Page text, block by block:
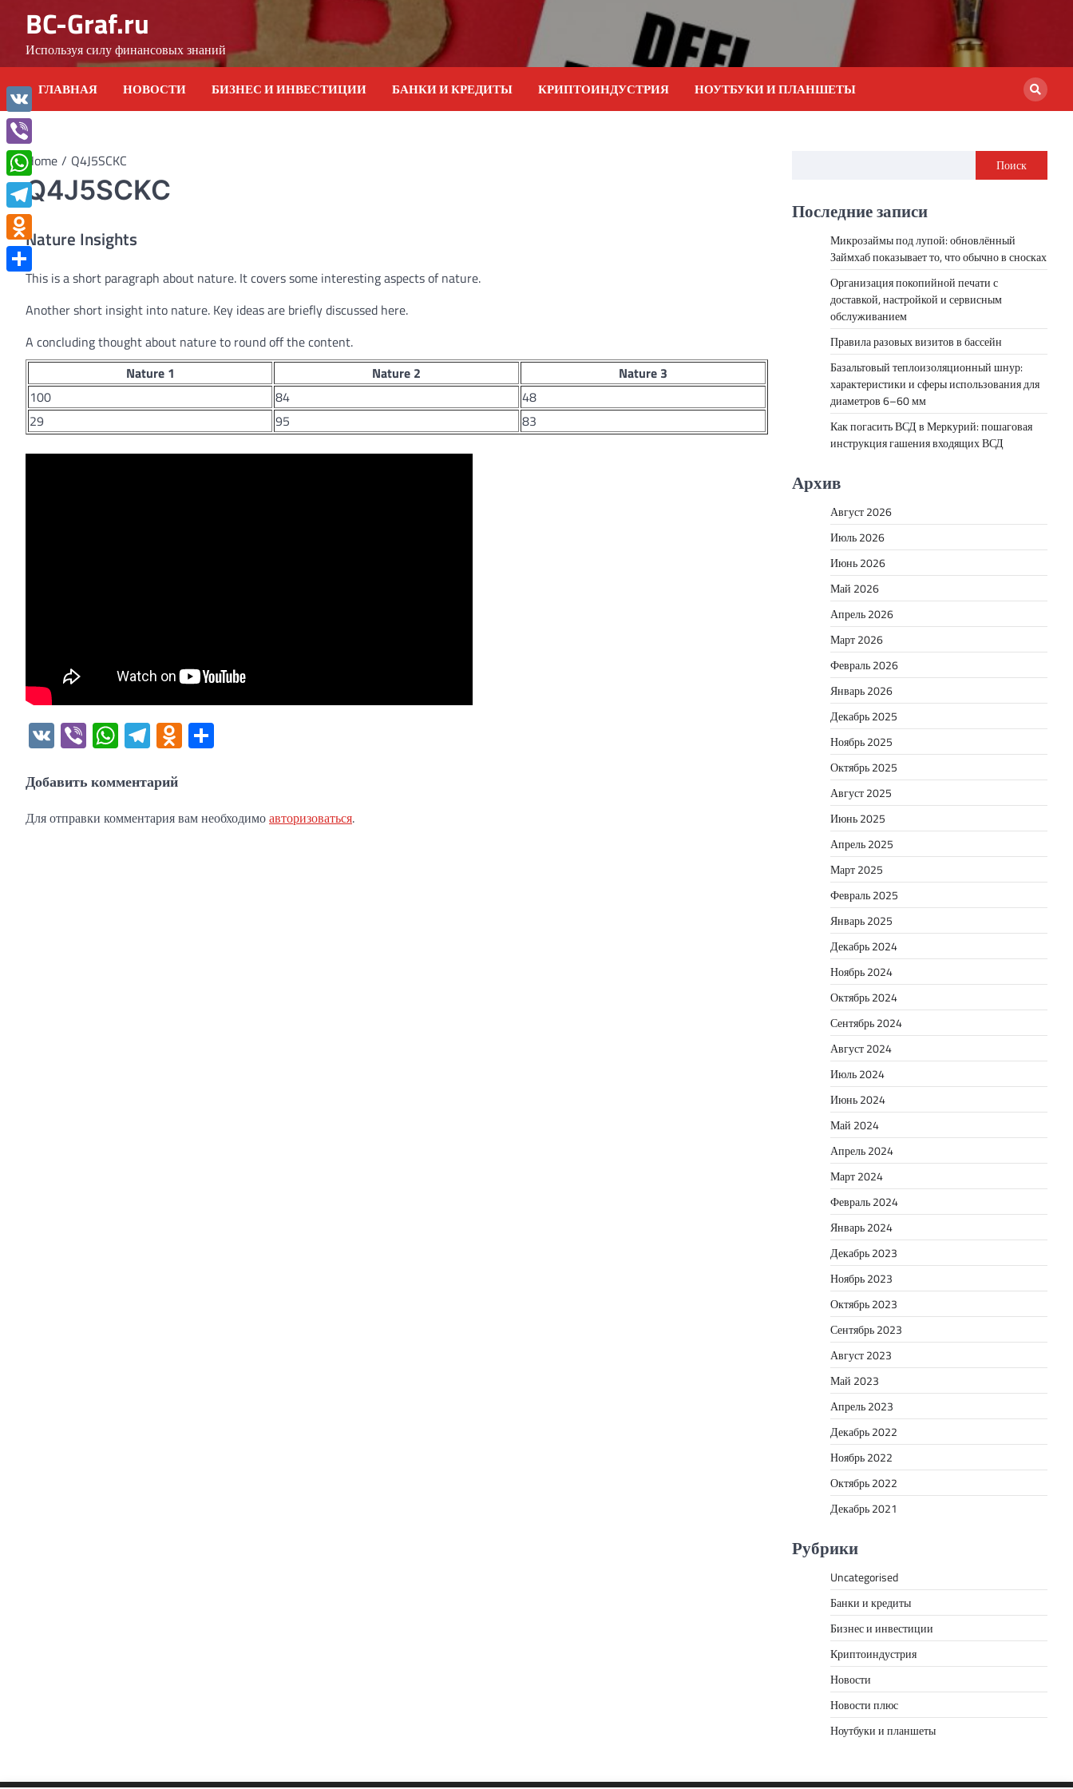
content
BC-Graf.ru
Используя силу финансовых знаний
ГЛАВНАЯ НОВОСТИ БИЗНЕС И ИНВЕСТИЦИИ БАНКИ И КРЕДИТЫ КРИПТОИНДУСТРИЯ НОУТБУКИ И ПЛАНШЕТЫ
Home Q4J5SCKC
Q4J5SCKC
Nature Insights
This is a short paragraph about nature. It covers some interesting aspects of nature.
Another short insight into nature. Key ideas are briefly discussed here.
A concluding thought about nature to round off the content.
Nature 1
Nature 2
Nature 3
100
84
48
29
95 83
VK ViberWhatsApp
Telegram
Odnoklassniki
Добавить комментарий
Для отправки комментария вам необходимоавторизоваться.
Поиск
Последние записи
Микрозаймы под лупой: обновлённый
Займхаб показывает то, что обычно в сносках
Организация покопийной печати с
доставкой, настройкой и сервисным
обслуживанием
Правила разовых визитов в бассейн
Базальтовый теплоизоляционный шнур:
характеристики и сферы использования для
диаметров 6–60 мм
Как погасить ВСД в Меркурий: пошаговая
инструкция гашения входящих ВСД
Архив
Август 2026
Июль 2026
Июнь 2026
Май 2026
Апрель 2026
Март 2026
Февраль 2026
Январь 2026
Декабрь 2025
Ноябрь 2025
Октябрь 2025
Август 2025
Июнь 2025
Апрель 2025
Март 2025
Февраль 2025
Январь 2025
Декабрь 2024
Ноябрь 2024
Октябрь 2024
Сентябрь 2024
Август 2024
Июль 2024
Июнь 2024
Май 2024
Апрель 2024
Март 2024
Февраль 2024
Январь 2024
Декабрь 2023
Ноябрь 2023
Октябрь 2023
Сентябрь 2023
Август 2023
Май 2023
Апрель 2023
Декабрь 2022
Ноябрь 2022
Октябрь 2022
Декабрь 2021
Рубрики
Uncategorised
Банки и кредиты
Бизнес и инвестиции
Криптоиндустрия
Новости
Новости плюс
Ноутбуки и планшеты
VK
Viber
WhatsApp
Telegram
Odnoklassniki
Отправить